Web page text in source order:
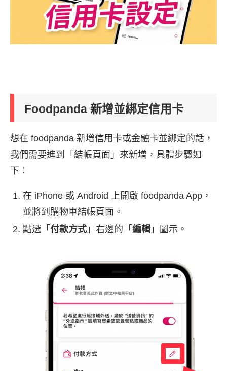
Foodpanda 新增並綁定信用卡
想在 foodpanda 新增信用卡或金融卡並綁定的話，
我們需要進到「結帳頁面」來新增，具體步驟如
下：
在 iPhone 或 Android 上開啟 foodpanda App，
並將到購物車結帳頁面。
點選「 付款方式 」右邊的「 編輯 」圖示。